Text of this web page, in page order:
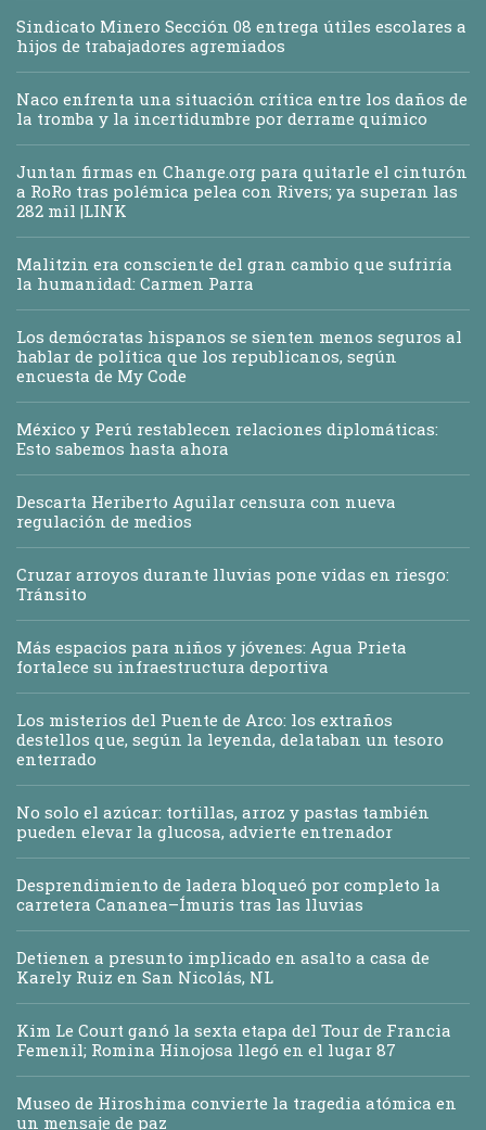
Sindicato Minero Sección 08 entrega útiles escolares a
hijos de trabajadores agremiados
Naco enfrenta una situación crítica entre los daños de
la tromba y la incertidumbre por derrame químico
Juntan firmas en Change.org para quitarle el cinturón
a RoRo tras polémica pelea con Rivers; ya superan las
282 mil |LINK
Malitzin era consciente del gran cambio que sufriría
la humanidad: Carmen Parra
Los demócratas hispanos se sienten menos seguros al
hablar de política que los republicanos, según
encuesta de My Code
México y Perú restablecen relaciones diplomáticas:
Esto sabemos hasta ahora
Descarta Heriberto Aguilar censura con nueva
regulación de medios
Cruzar arroyos durante lluvias pone vidas en riesgo:
Tránsito
Más espacios para niños y jóvenes: Agua Prieta
fortalece su infraestructura deportiva
Los misterios del Puente de Arco: los extraños
destellos que, según la leyenda, delataban un tesoro
enterrado
No solo el azúcar: tortillas, arroz y pastas también
pueden elevar la glucosa, advierte entrenador
Desprendimiento de ladera bloqueó por completo la
carretera Cananea–Ímuris tras las lluvias
Detienen a presunto implicado en asalto a casa de
Karely Ruiz en San Nicolás, NL
Kim Le Court ganó la sexta etapa del Tour de Francia
Femenil; Romina Hinojosa llegó en el lugar 87
Museo de Hiroshima convierte la tragedia atómica en
un mensaje de paz